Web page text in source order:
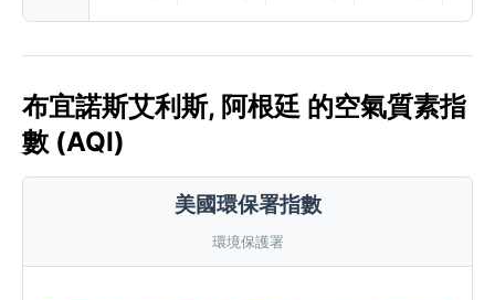
布宜諾斯艾利斯, 阿根廷 的空氣質素指
數 (AQI)
美國環保署指數
環境保護署